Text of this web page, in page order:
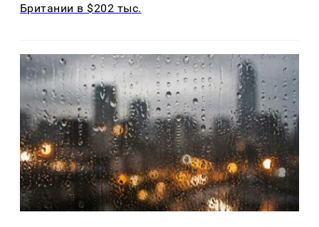
Британии в $202 тыс.